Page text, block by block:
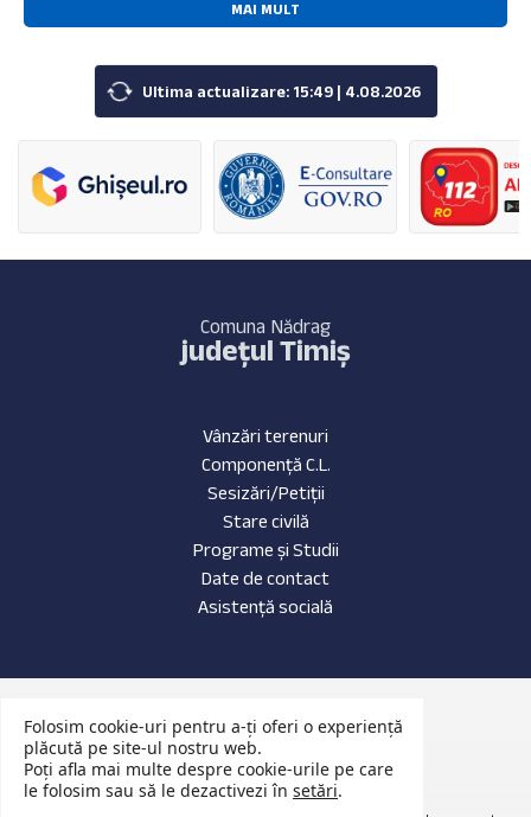
MAI MULT
Ultima actualizare: 15:49 | 4.08.2026
Comuna Nădrag
județul Timiș
Vânzări terenuri
Componență C.L.
Sesizări/Petiții
Stare civilă
Programe și Studii
Date de contact
Asistență socială
Date de contact
Evenimente Recente
Anunțuri Publice
Folosim cookie-uri pentru a-ți oferi o experiență
plăcută pe site-ul nostru web.
Poți afla mai multe despre cookie-urile pe care
le folosim sau să le dezactivezi în setări.